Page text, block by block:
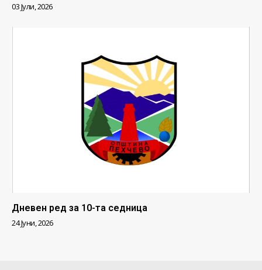
03 Јули, 2026
Дневен ред за 10-та седница
24 Јуни, 2026